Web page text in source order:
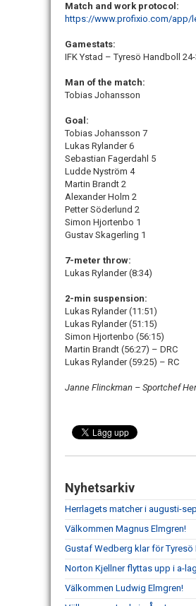
Match and work protocol:
https://www.profixio.com/app/
Gamestats:
IFK Ystad – Tyresö Handboll
Man of the match:
Tobias Johansson
Goal:
Tobias Johansson 7
Lukas Rylander 6
Sebastian Fagerdahl 5
Ludde Nyström 4
Martin Brandt 2
Alexander Holm 2
Petter Söderlund 2
Simon Hjortenbo 1
Gustav Skagerling 1
7-meter throw:
Lukas Rylander (8:34)
2-min suspension:
Lukas Rylander (11:51)
Lukas Rylander (51:15)
Simon Hjortenbo (56:15)
Martin Brandt (56:27) – DRC
Lukas Rylander (59:25) – RC
Janne Flinckman – Sportchef
Nyhetsarkiv
Herrlagets matcher i augusti-
Välkommen Magnus Elmgren!
Gustaf Wedberg klar för Tyresö
Norton Kjellner flyttas upp i a-
Välkommen Ludwig Elmgren!